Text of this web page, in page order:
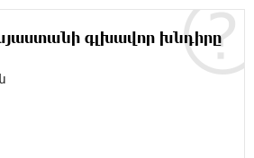
կոնցեսիոն կառավարումը.
08-2026
գլխավոր խնդիրը